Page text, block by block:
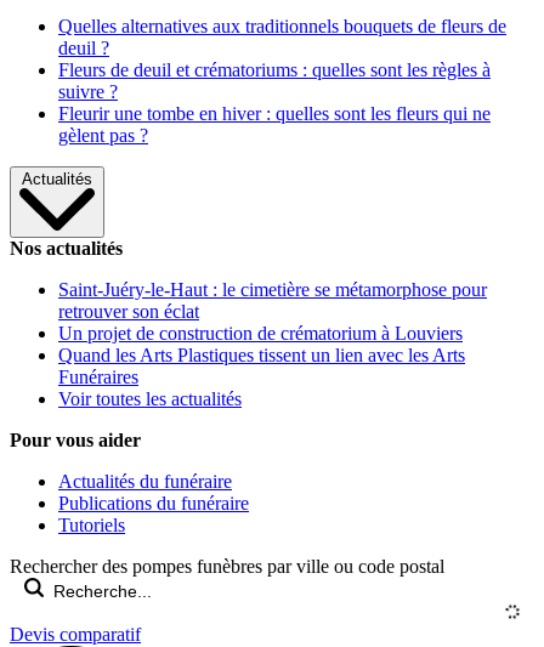
Quelles alternatives aux traditionnels bouquets de fleurs de
deuil ?
Fleurs de deuil et crématoriums : quelles sont les règles à
suivre ?
Fleurir une tombe en hiver : quelles sont les fleurs qui ne
gèlent pas ?
Actualités
Nos actualités
Saint-Juéry-le-Haut : le cimetière se métamorphose pour
retrouver son éclat
Un projet de construction de crématorium à Louviers
Quand les Arts Plastiques tissent un lien avec les Arts
Funéraires
Voir toutes les actualités
Pour vous aider
Actualités du funéraire
Publications du funéraire
Tutoriels
Rechercher des pompes funèbres par ville ou code postal
Devis comparatif